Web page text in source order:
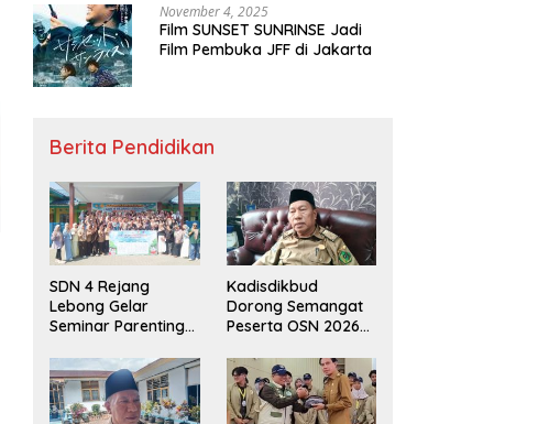
November 4, 2025
Film SUNSET SUNRINSE Jadi
Film Pembuka JFF di Jakarta
Berita Pendidikan
SDN 4 Rejang
Lebong Gelar
Seminar Parenting
Bullying,
Kadisdikbud: Patut
Jadi Contoh
Kadisdikbud
Dorong Semangat
Peserta OSN 2026